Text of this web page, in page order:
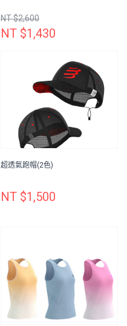
NT $2,600
NT $1,430
超透氣跑帽(2色)
NT $1,500